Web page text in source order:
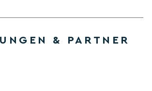
& PARTNER